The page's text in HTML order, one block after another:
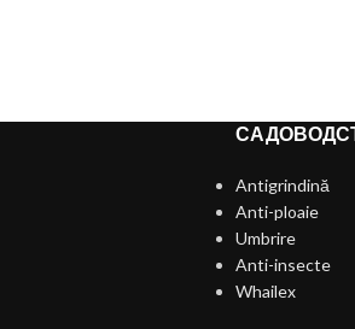
Antigrindină
Anti-ploaie
Umbrire
Anti-insecte
Whailex